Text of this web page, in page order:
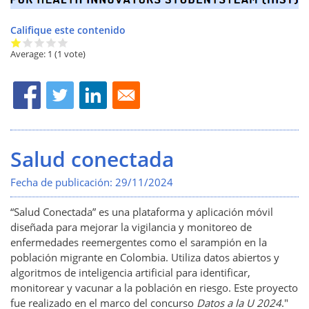
Califique este contenido
Average: 1 (1 vote)
Salud conectada
Fecha de publicación: 29/11/2024
“Salud Conectada” es una plataforma y aplicación móvil
diseñada para mejorar la vigilancia y monitoreo de
enfermedades reemergentes como el sarampión en la
población migrante en Colombia. Utiliza datos abiertos y
algoritmos de inteligencia artificial para identificar,
monitorear y vacunar a la población en riesgo. Este proyecto
fue realizado en el marco del concurso Datos a la U 2024."